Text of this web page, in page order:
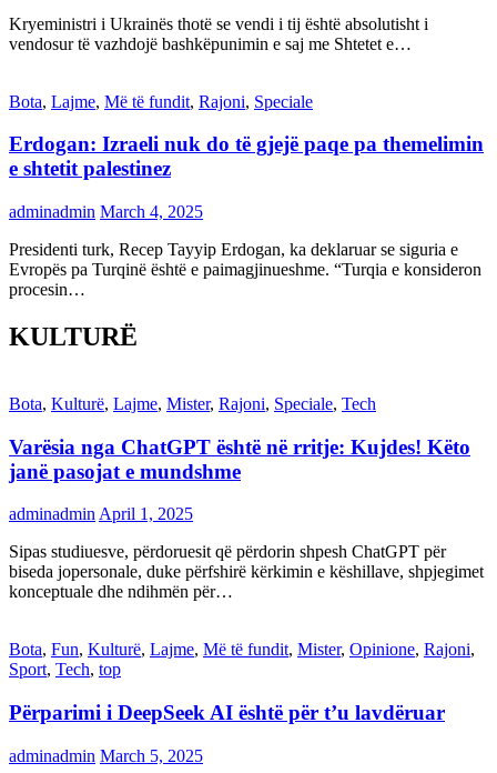
Kryeministri i Ukrainës thotë se vendi i tij është absolutisht i
vendosur të vazhdojë bashkëpunimin e saj me Shtetet e…
Bota, Lajme, Më të fundit, Rajoni, Speciale
Erdogan: Izraeli nuk do të gjejë paqe pa themelimin
e shtetit palestinez
adminadmin March 4, 2025
Presidenti turk, Recep Tayyip Erdogan, ka deklaruar se siguria e
Evropës pa Turqinë është e paimagjinueshme. “Turqia e konsideron
procesin…
KULTURË
Bota, Kulturë, Lajme, Mister, Rajoni, Speciale, Tech
Varësia nga ChatGPT është në rritje: Kujdes! Këto
janë pasojat e mundshme
adminadmin April 1, 2025
Sipas studiuesve, përdoruesit që përdorin shpesh ChatGPT për
biseda jopersonale, duke përfshirë kërkimin e këshillave, shpjegimet
konceptuale dhe ndihmën për…
Bota, Fun, Kulturë, Lajme, Më të fundit, Mister, Opinione, Rajoni,
Sport, Tech, top
Përparimi i DeepSeek AI është për t’u lavdëruar
adminadmin March 5, 2025